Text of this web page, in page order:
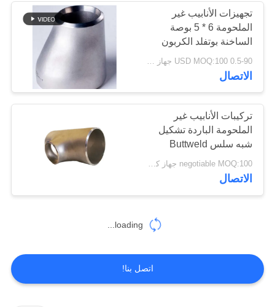
تجهيزات الأنابيب غير
الملحومة 6 * 5 بوصة
الساخنة بوتفلد الكربون
الصلب المخفض
0.5-90 USD MOQ:100 جهاز كمبيوتر شخصى
الاتصال
تركيبات الأنابيب غير
الملحومة الباردة تشكيل
شبه سلس Buttweld
الكربون الصلب المحملة
negotiable MOQ:100 جهاز كمبيوتر شخصى
الاتصال
loading...
اتصل بنا!